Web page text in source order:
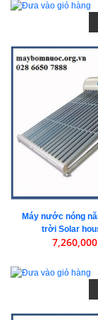
Máy nước nóng
trời Solar